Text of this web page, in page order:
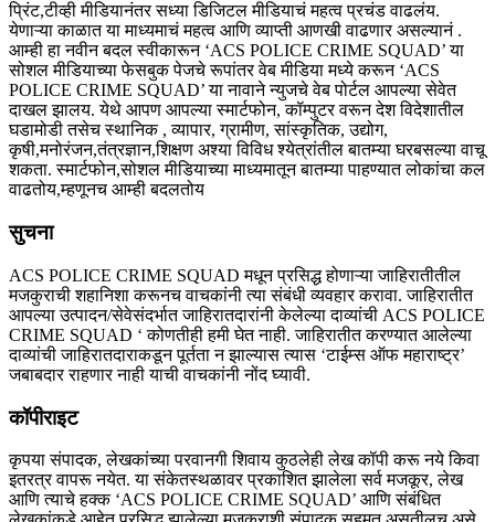
प्रिंट,टीव्ही मीडियानंतर सध्या डिजिटल मीडियाचं महत्व प्रचंड वाढलंय.
येणाऱ्या काळात या माध्यमाचं महत्व आणि व्याप्ती आणखी वाढणार असल्यानं .
आम्ही हा नवीन बदल स्वीकारून ‘ACS POLICE CRIME SQUAD’ या
सोशल मीडियाच्या फेसबुक पेजचे रूपांतर वेब मीडिया मध्ये करून ‘ACS
POLICE CRIME SQUAD’ या नावाने न्युजचे वेब पोर्टल आपल्या सेवेत
दाखल झालय. येथे आपण आपल्या स्मार्टफोन, कॉम्पुटर वरून देश विदेशातील
घडामोडी तसेच स्थानिक , व्यापार, ग्रामीण, सांस्कृतिक, उद्योग,
कृषी,मनोरंजन,तंत्रज्ञान,शिक्षण अश्या विविध श्येत्रांतील बातम्या घरबसल्या वाचू
शकता. स्मार्टफोन,सोशल मीडियाच्या माध्यमातून बातम्या पाहण्यात लोकांचा कल
वाढतोय,म्हणूनच आम्ही बदलतोय
सुचना
ACS POLICE CRIME SQUAD मधून प्रसिद्ध होणाऱ्या जाहिरातीतील
मजकुराची शहानिशा करूनच वाचकांनी त्या संबंधी व्यवहार करावा. जाहिरातीत
आपल्या उत्पादन/सेवेसंदर्भात जाहिरातदारांनी केलेल्या दाव्यांची ACS POLICE
CRIME SQUAD ‘ कोणतीही हमी घेत नाही. जाहिरातीत करण्यात आलेल्या
दाव्यांची जाहिरातदाराकडून पूर्तता न झाल्यास त्यास ‘टाईम्स ऑफ महाराष्ट्र’
जबाबदार राहणार नाही याची वाचकांनी नोंद घ्यावी.
कॉपीराइट
कृपया संपादक, लेखकांच्या परवानगी शिवाय कुठलेही लेख कॉपी करू नये किवा
इतरत्र वापरू नयेत. या संकेतस्थळावर प्रकाशित झालेला सर्व मजकूर, लेख
आणि त्याचे हक्क ‘ACS POLICE CRIME SQUAD’ आणि संबंधित